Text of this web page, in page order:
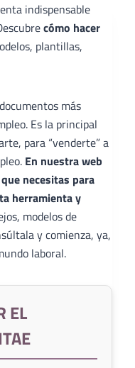
indispensable
cómo hacer
plantillas,
más
Es la principal
para “venderte” a
En nuestra web
necesitas para
herramienta y
modelos de
y comienza, ya,
laboral.
EL